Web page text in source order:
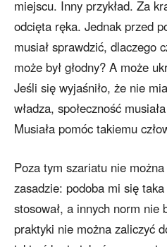
miejscu. Inny przykład. Za
odcięta ręka. Jednak przed
musiał sprawdzić, dlaczego
może był głodny? A może
Jeśli się wyjaśniło, że nie
władza, społeczność
Musiała pomóc takiemu
Poza tym szariatu nie
zasadzie: podoba mi się
stosował, a innych norm nie
praktyki nie można zaliczyć